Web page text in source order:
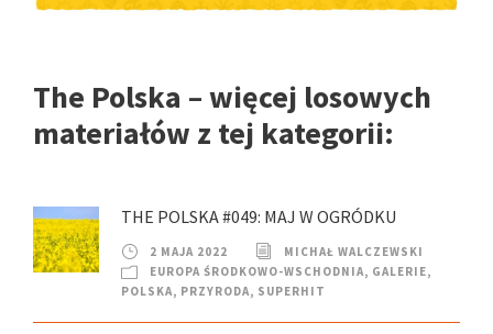
The Polska – więcej losowych
materiałów z tej kategorii:
THE POLSKA #049: MAJ W OGRÓDKU
2 MAJA 2022
MICHAŁ WALCZEWSKI
EUROPA ŚRODKOWO-WSCHODNIA, GALERIE,
POLSKA, PRZYRODA, SUPERHIT